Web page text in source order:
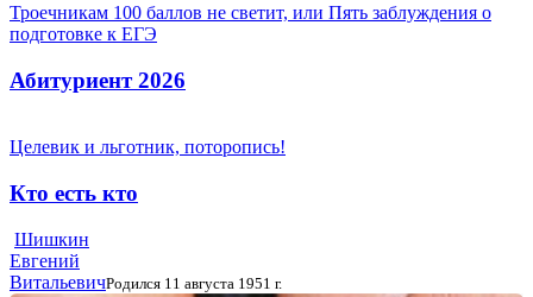
Троечникам 100 баллов не светит, или Пять заблуждения о
подготовке к ЕГЭ
Абитуриент 2026
Целевик и льготник, поторопись!
Кто есть кто
Шишкин
Евгений
ВитальевичРодился 11 августа 1951 г.